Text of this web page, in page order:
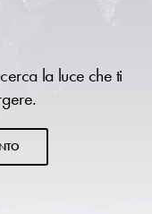
la luce che ti